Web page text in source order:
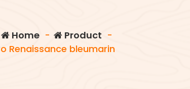
Home - Product -
Renaissance bleumarin